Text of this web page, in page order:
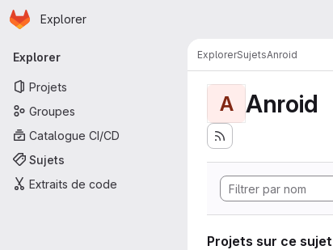
Passer au contenu principal
Page d'accueil
Explorer
Navigation principale
Explorer
Projets
Groupes
Catalogue CI/CD
Sujets
Extraits de code
ExplorerSujetsAnroid
A Anroid
Projets sur ce sujet